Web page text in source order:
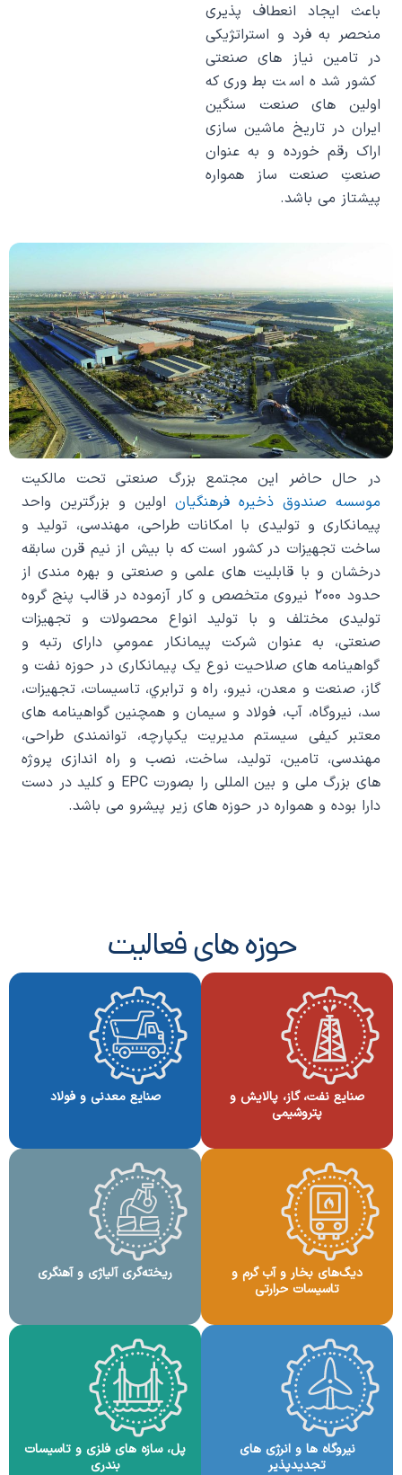
باعث ایجاد انعطاف پذیری
منحصر به فرد و استراتژیکی
در تامین نیاز های صنعتی
کشور شده است بطوری که
اولین های صنعت سنگین
ایران در تاریخ ماشین سازی
اراک رقم خورده و به عنوان
صنعتِ صنعت ساز همواره
پیشتاز می باشد.
در حال حاضر این مجتمع بزرگ صنعتی تحت مالکیت
موسسه صندوق ذخیره فرهنگیان اولین و بزرگترین واحد
پیمانکاری و تولیدی با امکانات طراحی، مهندسی، تولید و
ساخت تجهیزات در کشور است که با بیش از نیم قرن سابقه
درخشان و با قابلیت های علمی و صنعتی و بهره مندی از
حدود ۲۰۰۰ نیروی متخصص و کار آزموده در قالب پنج گروه
تولیدی مختلف و با تولید انواع محصولات و تجهیزات
صنعتی، به عنوان شرکت پیمانکار عمومیِ دارای رتبه و
گواهینامه های صلاحیت نوع یک پیمانکاری در حوزه نفت و
گاز، صنعت و معدن، نيرو، راه و ترابري، تاسيسات، تجهيزات،
سد، نیروگاه، آب، فولاد و سیمان و همچنین گواهینامه های
معتبر کیفی سیستم مدیریت یکپارچه، توانمندی طراحی،
مهندسی، تامین، تولید، ساخت، نصب و راه اندازی پروژه
های بزرگ ملی و بین المللی را بصورت EPC و کلید در دست
دارا بوده و همواره در حوزه های زیر پیشرو می باشد.
حوزه های فعالیت
صنایع نفت، گاز، پالایش و
پتروشیمی
صنایع معدنی و فولاد
دیگ‌های بخار و آب گرم و
تاسیسات حرارتی
ریخته‌گری آلیاژی و آهنگری
نیروگاه ها و انرژی های
تجدیدپذیر
پل، سازه های فلزی و تاسیسات
بندری